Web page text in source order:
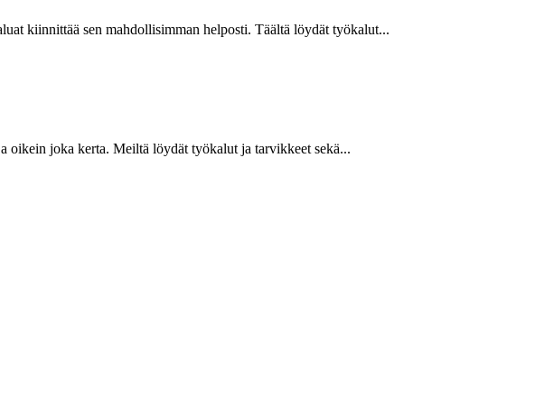
kiinnittää sen mahdollisimman helposti. Täältä löydät työkalut...
oikein joka kerta. Meiltä löydät työkalut ja tarvikkeet sekä...